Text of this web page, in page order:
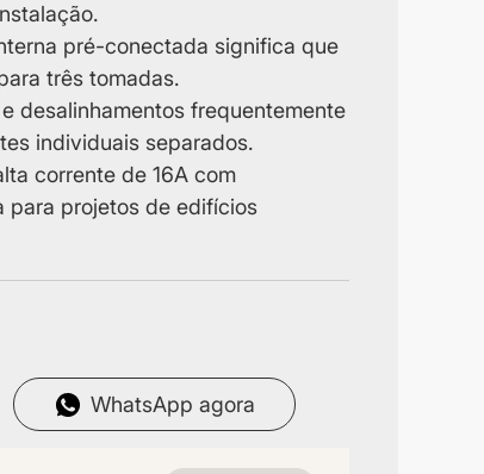
pré-conectada significa que
três tomadas.
desalinhamentos frequentemente
individuais separados.
corrente de 16A com
para projetos de edifícios
WhatsApp agora